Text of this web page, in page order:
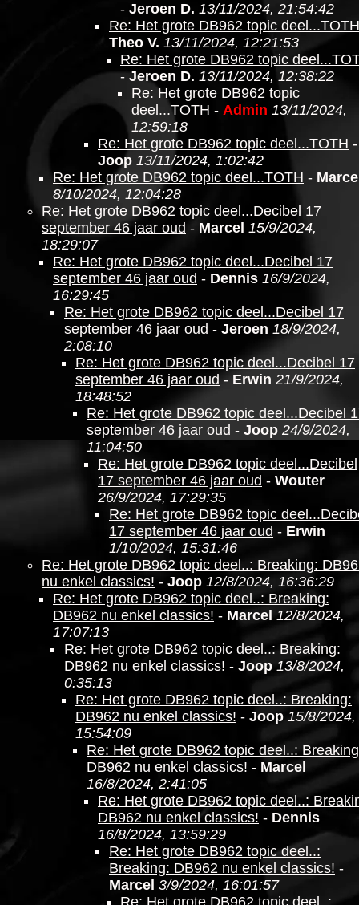
- Jeroen D. 13/11/2024, 21:54:42
Re: Het grote DB962 topic deel...TOTH
Theo V. 13/11/2024, 12:21:53
Re: Het grote DB962 topic
-Jeroen D. 13/11/2024, 12:38:22
Re: Het grote DB962 topic
deel...TOTH - Admin 13/11/2024,
12:59:18
Re: Het grote DB962 topic deel...TOTH -
Joop 13/11/2024, 1:02:42
Re: Het grote DB962 topic deel...TOTH -
8/10/2024, 12:04:28
Re: Het grote DB962 topic deel...Decibel 17
september 46 jaar oud - Marcel 15/9/2024,
18:29:07
Re: Het grote DB962 topic deel...Decibel 17
september 46 jaar oud - Dennis 16/9/2024,
16:29:45
Re: Het grote DB962 topic deel...Decibel 17
september 46 jaar oud - Jeroen 18/9/2024,
2:08:10
Re: Het grote DB962 topic deel...Decibel 17
september 46 jaar oud - Erwin 21/9/2024,
18:48:52
Re: Het grote DB962 topic deel...Decibel
september 46 jaar oud - Joop 24/9/2024,
11:04:50
Re: Het grote DB962 topic deel...Decibel
17 september 46 jaar oud - Wouter
26/9/2024, 17:29:35
Re: Het grote DB962 topic
17 september 46 jaar oud - Erwin
1/10/2024, 15:31:46
Re: Het grote DB962 topic deel..: Breaking:
nu enkel classics! - Joop 12/8/2024, 16:36:29
Re: Het grote DB962 topic deel..: Breaking:
DB962 nu enkel classics! - Marcel 12/8/2024,
17:07:13
Re: Het grote DB962 topic deel..: Breaking:
DB962 nu enkel classics! - Joop 13/8/2024,
0:35:13
Re: Het grote DB962 topic deel..: Breaking:
DB962 nu enkel classics! - Joop 15/8/2024,
15:54:09
Re: Het grote DB962 topic deel..:
DB962 nu enkel classics! - Marcel
16/8/2024, 2:41:05
Re: Het grote DB962 topic deel..:
DB962 nu enkel classics! - Dennis
16/8/2024, 13:59:29
Re: Het grote DB962 topic deel..:
Breaking: DB962 nu enkel classics! -
Marcel 3/9/2024, 16:01:57
Re: Het grote DB962 topic deel..: